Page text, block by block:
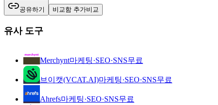
공유하기 비교함 추가비교
유사 도구
Merchynt마케팅·SEO·SNS무료
브이캣(VCAT.AI)마케팅·SEO·SNS무료
Ahrefs마케팅·SEO·SNS무료